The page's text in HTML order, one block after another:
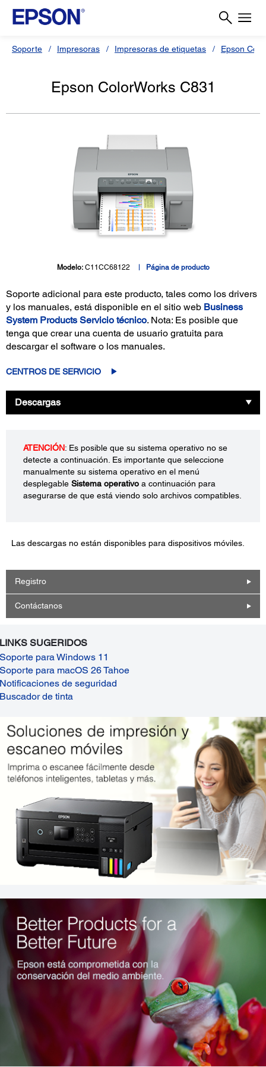
Soporte Impresoras Impresoras de etiquetas Epson
Epson ColorWorks C831
Modelo: C11CC68122 Página de producto
Soporte adicional para este producto, tales como los drivers
y los manuales, está disponible en el sitio web Business
System Products Servicio técnico. Nota: Es posible que
tenga que crear una cuenta de usuario gratuita para
descargar el software o los manuales.
CENTROS DE SERVICIO
Descargas
ATENCIÓN: Es posible que su sistema operativo no se
detecte a continuación. Es importante que seleccione
manualmente su sistema operativo en el menú
desplegable Sistema operativo a continuación para
asegurarse de que está viendo solo archivos compatibles.
Las descargas no están disponibles para dispositivos móviles.
Registro
Contáctanos
LINKS SUGERIDOS
Soporte para Windows 11
Soporte para macOS 26 Tahoe
Notificaciones de seguridad
Buscador de tinta